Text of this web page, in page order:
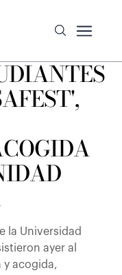
la Universidad
ayer al
y acogida,